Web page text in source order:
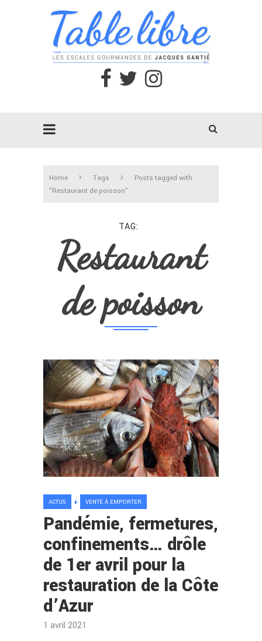
Home Tags
Posts tagged with
"Restaurant de poisson"
TAG
Restaurant
de poisson
ACTUS VENTE À EMPORTER
Pandémie, fermetures,
confinements… drôle
de 1er avril pour la
restauration de la Côte
d’Azur
1 avril 2021